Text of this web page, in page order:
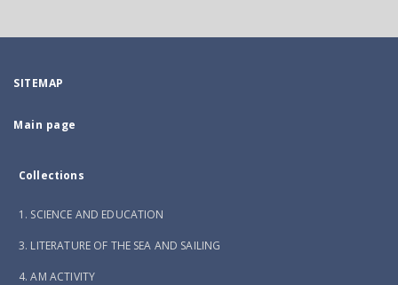
SITEMAP
Main page
Collections
1. SCIENCE AND EDUCATION
3. LITERATURE OF THE SEA AND SAILING
4. AM ACTIVITY